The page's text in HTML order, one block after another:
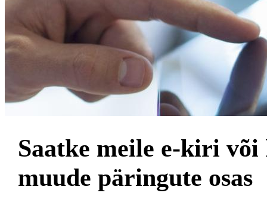
Saatke meile e-kiri
muude päringute osas